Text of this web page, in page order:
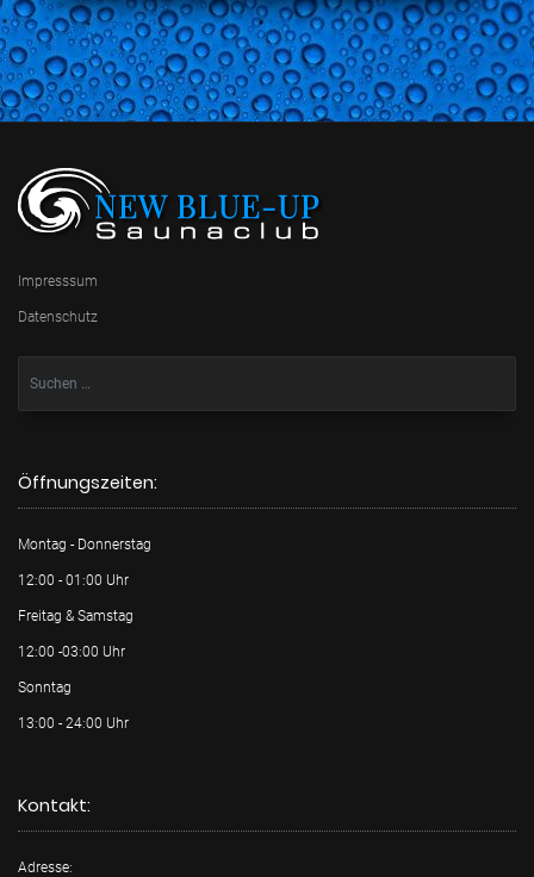
Impresssum
Datenschutz
Öffnungszeiten:
Montag - Donnerstag
12:00 - 01:00 Uhr
Freitag & Samstag
12:00 -03:00 Uhr
Sonntag
13:00 - 24:00 Uhr
Kontakt:
Adresse: